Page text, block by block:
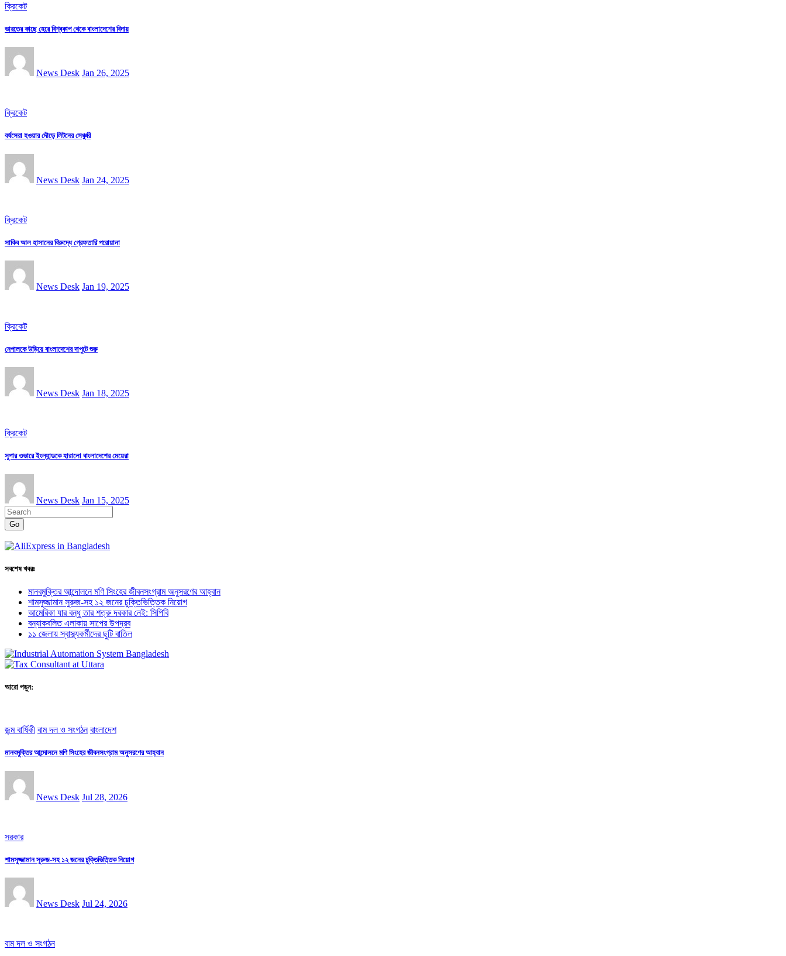
ক্রিকেট
ভারতের কাছে হেরে বিশ্বকাপ থেকে বাংলাদেশের বিদায়
News Desk Jan 26, 2025
ক্রিকেট
বর্ষসেরা হওয়ার দৌড়ে লিটনের সেঞ্চুরি
News Desk Jan 24, 2025
ক্রিকেট
সাকিব আল হাসানের বিরুদ্ধে গ্রেফতারি পরোয়ানা
News Desk Jan 19, 2025
ক্রিকেট
নেপালকে উড়িয়ে বাংলাদেশের দাপুটে শুরু
News Desk Jan 18, 2025
ক্রিকেট
সুপার ওভারে ইংল্যান্ডকে হারালো বাংলাদেশের মেয়েরা
News Desk Jan 15, 2025
Go
সবশেষ খবরঃ
মানবমুক্তির আন্দোলনে মণি সিংহের জীবনসংগ্রাম অনুসরণের আহ্বান
শামসুজ্জামান সুরুজ-সহ ১২ জনের চুক্তিভিত্তিক নিয়োগ
আমেরিকা যার বন্ধু তার শত্রু দরকার নেই: সিপিবি
বন্যাকবলিত এলাকায় সাপের উপদ্রব
১১ জেলায় স্বাস্থ্যকর্মীদের ছুটি বাতিল
আরো পড়ুন:
জন্ম বার্ষিকী বাম দল ও সংগঠন বাংলাদেশ
মানবমুক্তির আন্দোলনে মণি সিংহের জীবনসংগ্রাম অনুসরণের আহ্বান
News Desk Jul 28, 2026
সরকার
শামসুজ্জামান সুরুজ-সহ ১২ জনের চুক্তিভিত্তিক নিয়োগ
News Desk Jul 24, 2026
বাম দল ও সংগঠন